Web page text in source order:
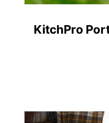
KitchPro